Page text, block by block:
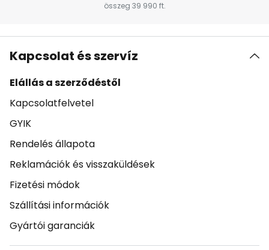
összeg 39 990 ft.
Kapcsolat és szervíz
Elállás a szerződéstől
Kapcsolatfelvetel
GYIK
Rendelés állapota
Reklamációk és visszaküldések
Fizetési módok
Szállítási információk
Gyártói garanciák